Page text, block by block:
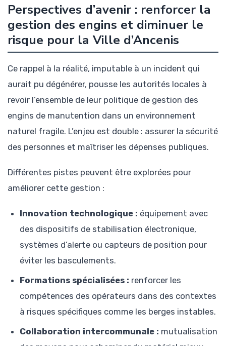
Perspectives d’avenir : renforcer la
gestion des engins et diminuer le
risque pour la Ville d’Ancenis
Ce rappel à la réalité, imputable à un incident qui
aurait pu dégénérer, pousse les autorités locales à
revoir l’ensemble de leur politique de gestion des
engins de manutention dans un environnement
naturel fragile. L’enjeu est double : assurer la sécurité
des personnes et maîtriser les dépenses publiques.
Différentes pistes peuvent être explorées pour
améliorer cette gestion :
Innovation technologique : équipement avec
des dispositifs de stabilisation électronique,
systèmes d’alerte ou capteurs de position pour
éviter les basculements.
Formations spécialisées : renforcer les
compétences des opérateurs dans des contextes
à risques spécifiques comme les berges instables.
Collaboration intercommunale : mutualisation